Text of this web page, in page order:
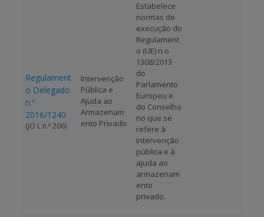
Regulament
o Delegado
n.º
2016/1240
(JO L n.º 206)
Intervenção
Pública e
Ajuda ao
Armazenam
ento Privado
Estabelece
normas de
execução do
Regulament
o (UE) n.o
1308/2013
do
Parlamento
Europeu e
do Conselho
no que se
refere à
intervenção
pública e à
ajuda ao
armazenam
ento
privado.